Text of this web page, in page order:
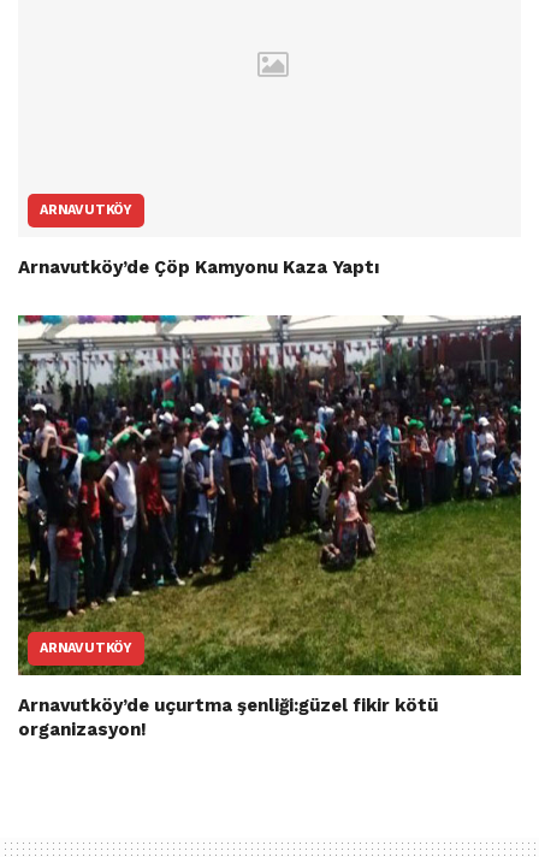
ARNAVUTKÖY
Arnavutköy’de Çöp Kamyonu Kaza Yaptı
ARNAVUTKÖY
Arnavutköy’de uçurtma şenliği:güzel fikir kötü
organizasyon!